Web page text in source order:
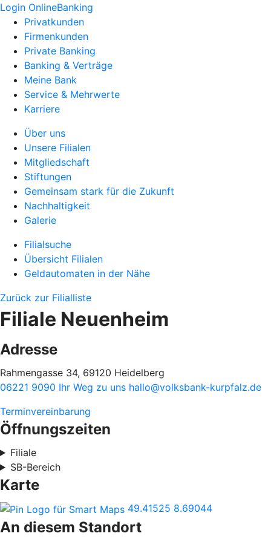
Login OnlineBanking
Privatkunden
Firmenkunden
Private Banking
Banking & Verträge
Meine Bank
Service & Mehrwerte
Karriere
Über uns
Unsere Filialen
Mitgliedschaft
Stiftungen
Gemeinsam stark für die Zukunft
Nachhaltigkeit
Galerie
Filialsuche
Übersicht Filialen
Geldautomaten in der Nähe
Zurück zur Filialliste
Filiale Neuenheim
Adresse
Rahmengasse 34, 69120 Heidelberg
06221 9090 Ihr Weg zu uns hallo@volksbank-kurpfalz.de
Terminvereinbarung
Öffnungszeiten
Filiale
SB-Bereich
Karte
49.41525 8.69044
An diesem Standort